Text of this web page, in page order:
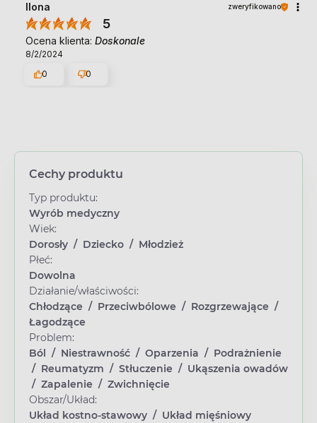
Ilona zweryfikowano
5
Ocena klienta: Doskonale
8/2/2024
0
0
Cechy produktu
Typ produktu:
Wyrób medyczny
Wiek:
Dorosły / Dziecko / Młodzież
Płeć:
Dowolna
Działanie/właściwości:
Chłodzące / Przeciwbólowe / Rozgrzewające /
Łagodzące
Problem:
Ból / Niestrawność / Oparzenia / Podrażnienie
/ Reumatyzm / Stłuczenie / Ukąszenia owadów
/ Zapalenie / Zwichnięcie
Obszar/Układ:
Układ kostno-stawowy / Układ mięśniowy